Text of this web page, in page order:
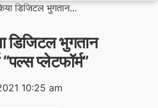
डिजिटल भुगतान...
डिजिटल भुगतान
प्लेटफॉर्म”
10:25 am